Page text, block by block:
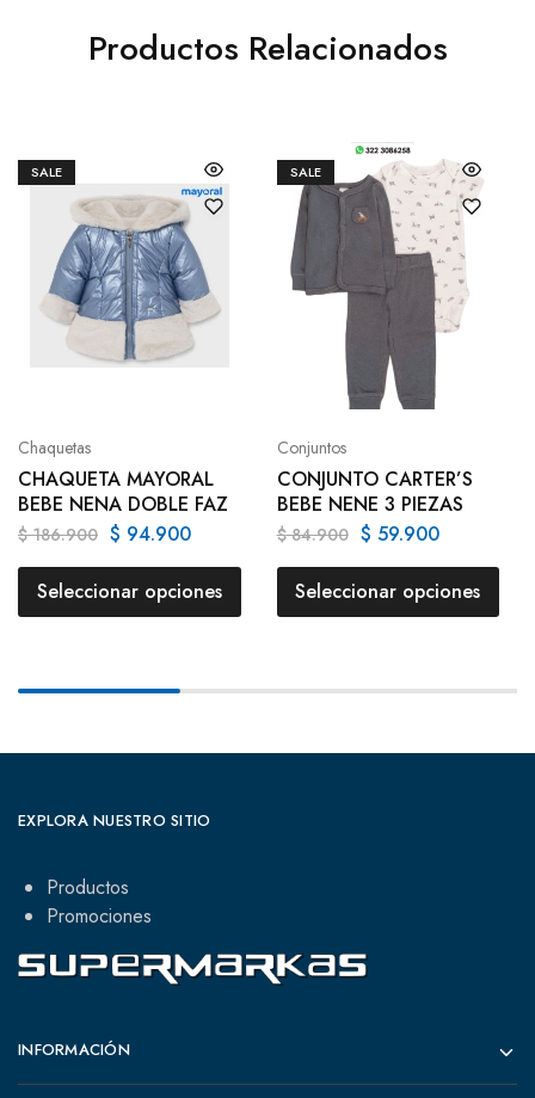
Productos Relacionados
SALE
Chaquetas
CHAQUETA MAYORAL
BEBE NENA DOBLE FAZ
$186.900 $ 94.900
Seleccionar opciones
SALE
Conjuntos
CONJUNTO CARTER’S
BEBE NENE 3 PIEZAS
$84.900 $ 59.900
Seleccionar opciones
EXPLORA NUESTRO SITIO
Productos
Promociones
INFORMACIÓN